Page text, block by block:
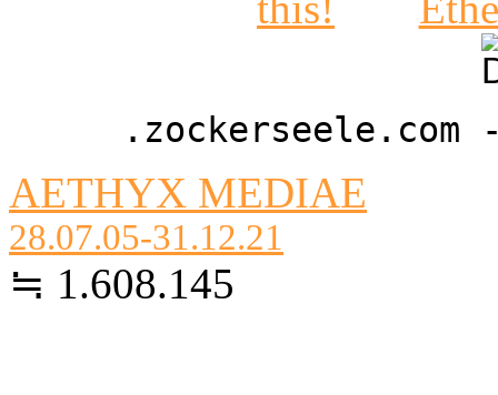
AETHYX MEDIAE
28.07.05-31.12.21
≒ 1.608.145